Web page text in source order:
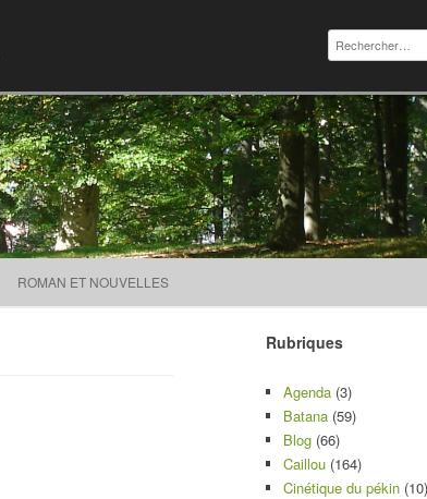
Rechercher :
ROMAN ET NOUVELLES
Rubriques
Agenda (3)
Batana (59)
Blog (66)
Caillou (164)
Cinétique du pékin (10)